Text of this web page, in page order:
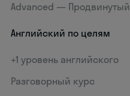
Advanced — Продвинутый
Английский по целям
+1 уровень английского
Разговорный курс